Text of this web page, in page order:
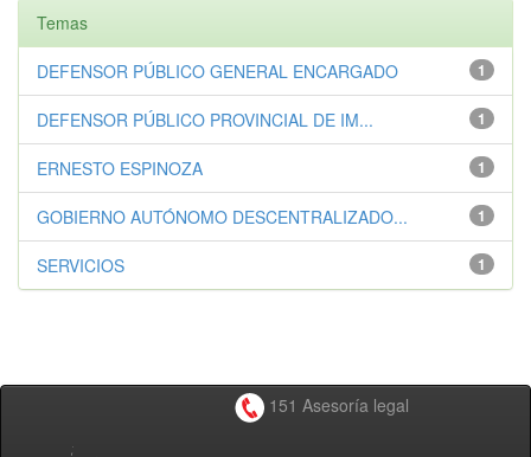
Temas
1
DEFENSOR PÚBLICO GENERAL ENCARGADO
1
DEFENSOR PÚBLICO PROVINCIAL DE IM...
1
ERNESTO ESPINOZA
1
GOBIERNO AUTÓNOMO DESCENTRALIZADO...
1
SERVICIOS
151 Asesoría legal